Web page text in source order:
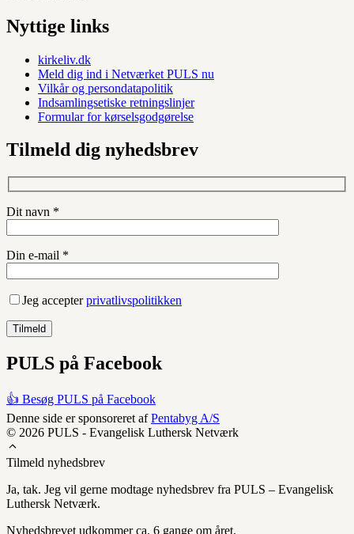
Nyttige links
kirkeliv.dk
Meld dig ind i Netværket PULS nu
Vilkår og persondatapolitik
Indsamlingsetiske retningslinjer
Formular for kørselsgodgørelse
Tilmeld dig nyhedsbrev
Dit navn *
Din e-mail *
Jeg accepterprivatlivspolitikken
PULS på Facebook
👍 Besøg PULS på Facebook
Denne side er sponsoreret afPentabyg A/S
© 2026 PULS - Evangelisk Luthersk Netværk
Tilmeld nyhedsbrev
Ja, tak. Jeg vil gerne modtage nyhedsbrev fra PULS – Evangelisk
Luthersk Netværk.
Nyhedsbrevet udkommer ca. 6 gange om året.